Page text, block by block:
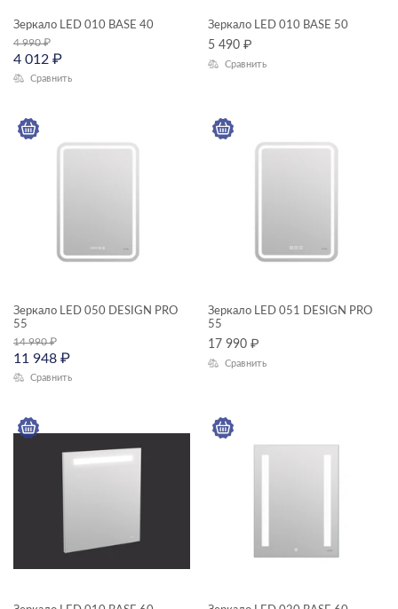
ГАБАРИТЫ
Ширина, см
Высота, см
Зеркало LED 010 BASE 40
4 990₽
4 012 ₽
Сравнить
Зеркало LED 010 BASE 50
5 490 ₽
Сравнить
Зеркало LED 050 DESIGN PRO
55
14 990₽
11 948 ₽
Сравнить
Зеркало LED 051 DESIGN PRO
55
17 990 ₽
Сравнить